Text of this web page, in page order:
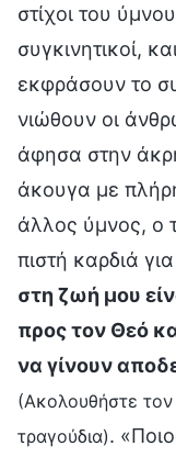
στίχοι του
συγκινητικοί,
εκφράσουν το
νιώθουν οι
άφησα στην
άκουγα με
άλλος ύμνος, ο
πιστή καρδιά
στη ζωή μου
προς τον Θεό
να γίνουν
(Ακολουθήστε
τραγούδια).